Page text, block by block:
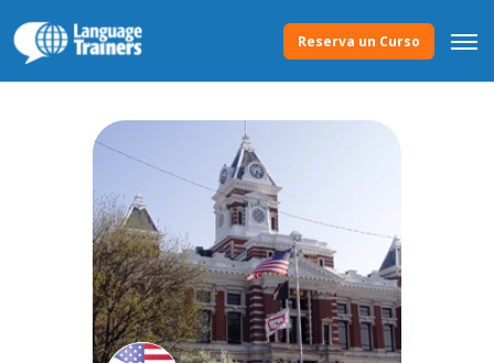
Reserva un Curso